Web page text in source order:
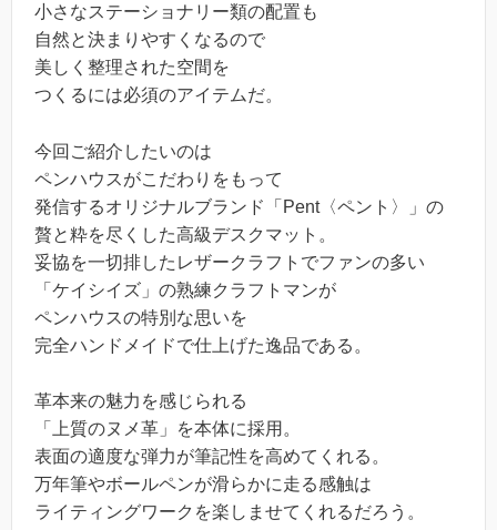
小さなステーショナリー類の配置も
自然と決まりやすくなるので
美しく整理された空間を
つくるには必須のアイテムだ。
今回ご紹介したいのは
ペンハウスがこだわりをもって
発信するオリジナルブランド「Pent〈ペント〉」の
贅と粋を尽くした高級デスクマット。
妥協を一切排したレザークラフトでファンの多い
「ケイシイズ」の熟練クラフトマンが
ペンハウスの特別な思いを
完全ハンドメイドで仕上げた逸品である。
革本来の魅力を感じられる
「上質のヌメ革」を本体に採用。
表面の適度な弾力が筆記性を高めてくれる。
万年筆やボールペンが滑らかに走る感触は
ライティングワークを楽しませてくれるだろう。